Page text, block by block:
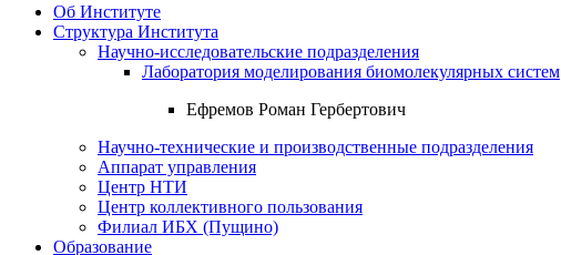
Об Институте
Структура Института
Научно-исследовательские подразделения
Лаборатория моделирования биомолекулярных систем
Ефремов Роман Гербертович
Научно-технические и производственные подразделения
Аппарат управления
Центр НТИ
Центр коллективного пользования
Филиал ИБХ (Пущино)
Образование